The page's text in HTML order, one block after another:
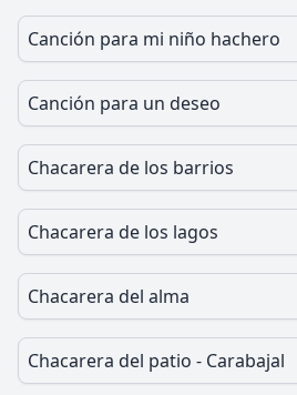
Canción para mi niño hachero
Canción para un deseo
Chacarera de los barrios
Chacarera de los lagos
Chacarera del alma
Chacarera del patio - Carabajal